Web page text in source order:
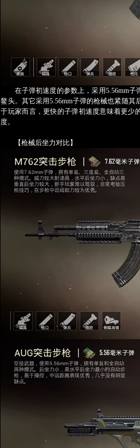
在子弹初速度的参数上，采用5.56mm子
鳌头。其它采用5.56mm子弹的枪械也紧随
于玩家而言，更快的子弹初速度意味着更少
度。
【枪械后坐力对比】